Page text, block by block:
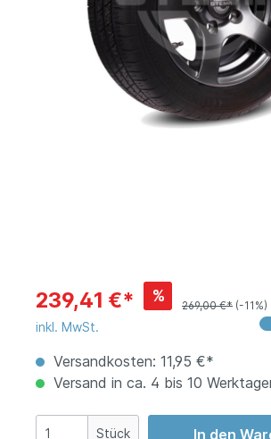
239,41 €* %
269,00 €* (-11%)
inkl. MwSt.
Versandkosten: 11,95 €*
Versand in ca. 4 bis 10
Stück In den